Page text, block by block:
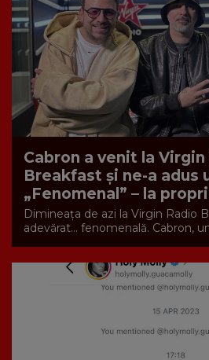
Cabron a venit la Virgin
Breakfast și ne-a adus
„Fenomenal” – la
Dimineața de azi la Virgin Radio
adevărat… fenomenală. Cabron,